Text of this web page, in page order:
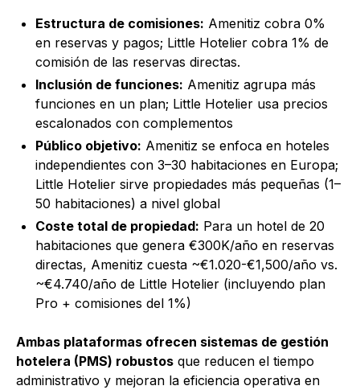
Estructura de comisiones: Amenitiz cobra 0%
en reservas y pagos; Little Hotelier cobra 1% de
comisión de las reservas directas.
Inclusión de funciones: Amenitiz agrupa más
funciones en un plan; Little Hotelier usa precios
escalonados con complementos
Público objetivo: Amenitiz se enfoca en hoteles
independientes con 3–30 habitaciones en Europa;
Little Hotelier sirve propiedades más pequeñas (1–
50 habitaciones) a nivel global
Coste total de propiedad: Para un hotel de 20
habitaciones que genera €300K/año en reservas
directas, Amenitiz cuesta ~€1.020-€1,500/año vs.
~€4.740/año de Little Hotelier (incluyendo plan
Pro + comisiones del 1%)
Ambas plataformas ofrecen sistemas de gestión
hotelera (PMS) robustos que reducen el tiempo
administrativo y mejoran la eficiencia operativa en